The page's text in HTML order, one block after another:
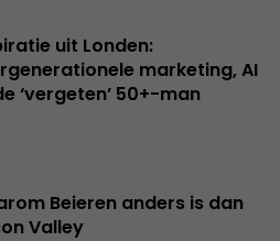
uit Londen:
marketing, AI
‘vergeten’ 50+-man
Beieren anders is dan
Valley